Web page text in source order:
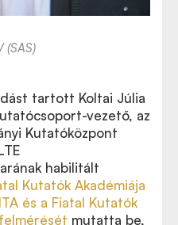
(SAS)
tartott Koltai Júlia
vezető, az
Kutatóközpont
habilitált
Kutatók Akadémiája
és a Fiatal Kutatók
mutatta be,